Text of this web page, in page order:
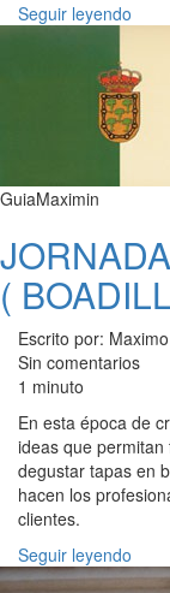
Seguir leyendo
GuiaMaximin
(
Escrito por: Maximo
Sin comentarios
1 minuto
En esta época de
ideas que
degustar tapas en
hacen los
clientes.
Seguir leyendo